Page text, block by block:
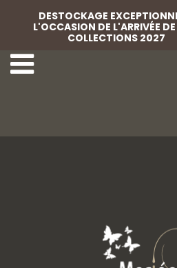
1 Monica Loretti
DESTOCKAGE
L'OCCASION DE L'ARRIVÉE
COLLECTIONS 2027